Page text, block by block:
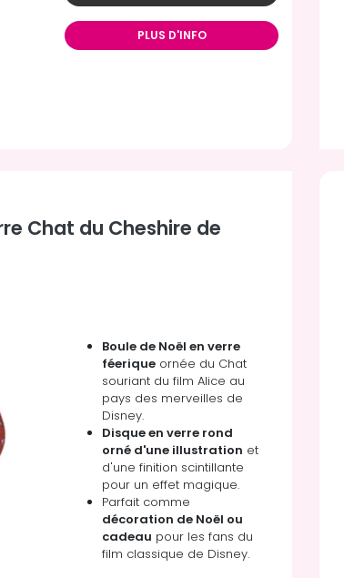
PLUS D'INFO
Chat du Cheshire de
Boule de Noël en verre
féerique ornée du Chat
souriant du film Alice au
pays des merveilles de
Disney.
Disque en verre rond
orné d'une illustration et
d'une finition scintillante
pour un effet magique.
Parfait comme
décoration de Noël ou
cadeau pour les fans du
film classique de Disney.